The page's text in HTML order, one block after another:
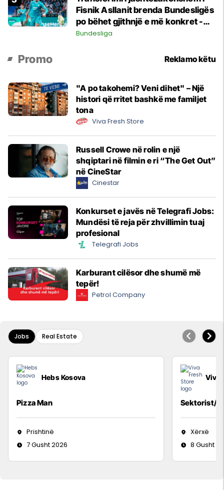
Fisnik Asllanit brenda Bundesligës
po bëhet gjithnjë e më konkret -
detajet e fundit
Bundesliga
Promo Reklamo këtu
"A po takohemi? Veni dihet" – Një
histori që rritet bashkë me familjet
tona
Viva Fresh Store
Russell Crowe në rolin e një
shqiptari në filmin e ri “The Get Out”
në CineStar
Cinestar
Konkurset e javës në Telegrafi Jobs:
Mundësi të reja për zhvillimin tuaj
profesional
Telegrafi Jobs
Karburant cilësor dhe shumë më
tepër!
Petrol Company
Jobs Real Estate
Hebs Kosova
Pizza Man
Prishtinë
7 Gusht 2026
Viva
Sektorist/e
Xërxë
8 Gusht